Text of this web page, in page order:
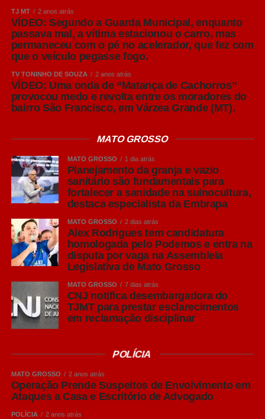
TJ MT 2 anos atrás
VÍDEO: Segundo a Guarda Municipal, enquanto
passava mal, a vítima estacionou o carro, mas
permaneceu com o pé no acelerador, que fez com
que o veículo pegasse fogo.
TV TONINHO DE SOUZA 2 anos atrás
VÍDEO: Uma onda de “Matança de Cachorros”
provocou medo e revolta entre os moradores do
bairro São Francisco, em Várzea Grande (MT).
MATO GROSSO
MATO GROSSO 1 dia atrás
Planejamento da granja e vazio
sanitário são fundamentais para
fortalecer a sanidade na suinocultura,
destaca especialista da Embrapa
MATO GROSSO 2 dias atrás
Alex Rodrigues tem candidatura
homologada pelo Podemos e entra na
disputa por vaga na Assembleia
Legislativa de Mato Grosso
MATO GROSSO 7 dias atrás
CNJ notifica desembargadora do
TJMT para prestar esclarecimentos
em reclamação disciplinar
POLÍCIA
MATO GROSSO 2 anos atrás
Operação Prende Suspeitos de Envolvimento em
Ataques a Casa e Escritório de Advogado
POLÍCIA 2 anos atrás